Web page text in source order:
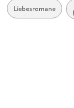
Autor/Autorin
Laura Kneidl
Liebesromane